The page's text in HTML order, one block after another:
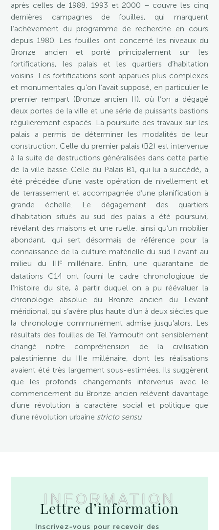
après celles de 1988, 1993 et 2000 – couvre les cinq
dernières campagnes de fouilles, qui marquent
l’achèvement du programme de recherche en cours
depuis 1980. Les fouilles ont concerné les niveaux du
Bronze ancien et porté principalement sur les
fortifications, les palais et les quartiers d’habitation
voisins. Les fortifications sont apparues plus complexes
et monumentales qu’on l’avait supposé, en particulier le
premier rempart (Bronze ancien II), où l’on a dégagé
deux portes de la ville et une série de puissants bastions
régulièrement espacés. La poursuite des travaux sur les
palais a permis de déterminer les modalités de leur
construction. Celle du premier palais (B2) est intervenue
à la suite de destructions généralisées dans cette partie
de la ville basse. Celle du Palais B1, qui lui a succédé, a
été précédée d’une vaste opération de nivellement et
de terrassement et accompagnée d’une planification à
grande échelle. Le dégagement des quartiers
d’habitation situés au sud des palais a été poursuivi,
révélant des maisons et une ruelle, ainsi qu’un mobilier
abondant, qui sert désormais de référence pour la
connaissance de la culture matérielle du sud Levant au
milieu du IIIemillénaire. Enfin, une quarantaine de
datations C14 ont fourni le cadre chronologique de
l’histoire du site, à partir duquel on a pu réévaluer la
chronologie absolue du Bronze ancien du Levant
méridional, qui s’avère plus haute d’un à deux siècles que
la chronologie communément admise jusqu’alors. Les
résultats des fouilles de Tel Yarmouth ont sensiblement
changé notre compréhension de la civilisation
palestinienne du IIIe millénaire, dont les réalisations
avaient été très largement sous-estimées. Ils suggèrent
que les profonds changements intervenus avec le
commencement du Bronze ancien relèvent davantage
d’une révolution à caractère social et politique que
d’une révolution urbaine stricto sensu.
INFORMATION
Lettre d’information
Inscrivez-vous pour recevoir des